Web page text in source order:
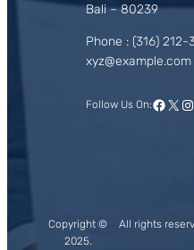
Bali – 80239
Phone : (316) 212-
xyz@example.com
Follow Us On: X
Copyright ©
2025.
All rights